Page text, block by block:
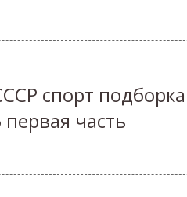
спорт подборка
часть